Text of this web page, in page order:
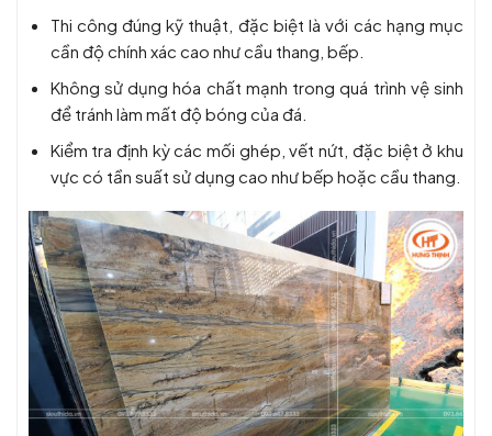
Thi công đúng kỹ thuật, đặc biệt là với các hạng mục
cần độ chính xác cao như cầu thang, bếp.
Không sử dụng hóa chất mạnh trong quá trình vệ sinh
để tránh làm mất độ bóng của đá.
Kiểm tra định kỳ các mối ghép, vết nứt, đặc biệt ở khu
vực có tần suất sử dụng cao như bếp hoặc cầu thang.